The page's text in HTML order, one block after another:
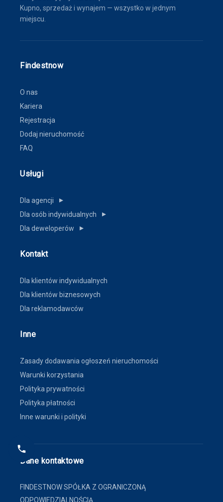
Kupno, sprzedaż i wynajem — wszystko w jednym
miejscu.
Findestnow
O nas
Kariera
Rejestracja
Dodaj nieruchomość
FAQ
Usługi
Dla agencji ▼
Dla osób indywidualnych ▼
Dla deweloperów ▼
Kontakt
Dla klientów indywidualnych
Dla klientów biznesowych
Dla reklamodawców
Inne
Zasady dodawania ogłoszeń nieruchomości
Warunki korzystania
Polityka prywatności
Polityka płatności
Inne warunki i polityki
Dane kontaktowe
FINDESTNOW SPÓŁKA Z OGRANICZONĄ
ODPOWIEDZIALNOŚCIĄ